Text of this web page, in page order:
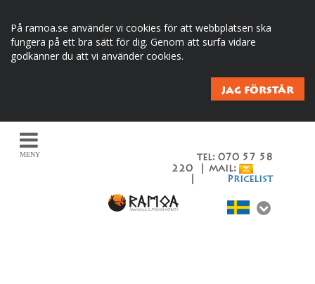
På ramoa.se använder vi cookies för att webbplatsen ska
fungera på ett bra sätt för dig. Genom att surfa vidare
godkänner du att vi använder cookies.
JAG FÖRSTÅR
tel: 070 57 58
220 | mail:
Pricelist
MENY